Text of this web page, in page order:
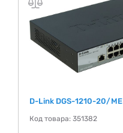
D-Link DGS-1210-20/ME
Код товара: 351382